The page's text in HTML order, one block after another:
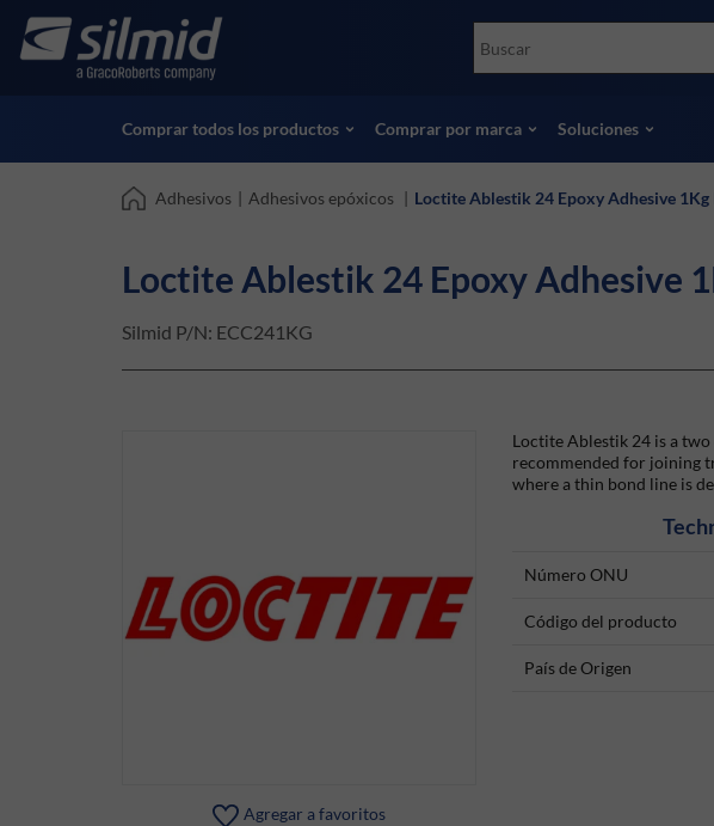
main
Accessories
Ensayos no destructivos (NDT)
Ver todos los productos
Socomore
Comprar todos los productos Comprar por marca Soluciones
Adhesivos | Adhesivos epóxicos | Loctite Ablestik 24 Epoxy Adhesive
Loctite Ablestik 24 Epoxy Adhesive
Silmid P/N: ECC241KG
Agregar a favoritos
Loctite Ablestik 24 is a
recommended for joining
where a thin bond line is
Número ONU
Código del producto
País de Origen